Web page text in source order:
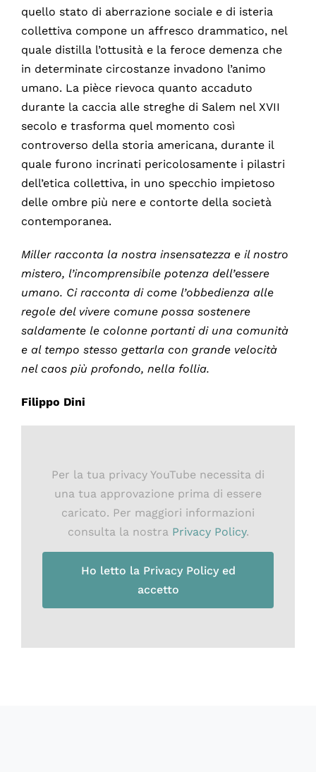
quello stato di aberrazione sociale e di isteria
collettiva compone un affresco drammatico, nel
quale distilla l’ottusità e la feroce demenza che
in determinate circostanze invadono l’animo
umano. La pièce rievoca quanto accaduto
durante la caccia alle streghe di Salem nel XVII
secolo e trasforma quel momento così
controverso della storia americana, durante il
quale furono incrinati pericolosamente i pilastri
dell’etica collettiva, in uno specchio impietoso
delle ombre più nere e contorte della società
contemporanea.
Miller racconta la nostra insensatezza e il nostro
mistero, l’incomprensibile potenza dell’essere
umano. Ci racconta di come l’obbedienza alle
regole del vivere comune possa sostenere
saldamente le colonne portanti di una comunità
e al tempo stesso gettarla con grande velocità
nel caos più profondo, nella follia.
Filippo Dini
Per la tua privacy YouTube necessita di
una tua approvazione prima di essere
caricato. Per maggiori informazioni
consulta la nostra Privacy Policy.
Ho letto la Privacy Policy ed
accetto